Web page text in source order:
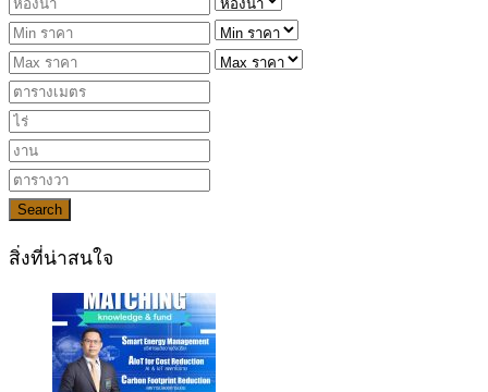
Search
สิ่งที่น่าสนใจ